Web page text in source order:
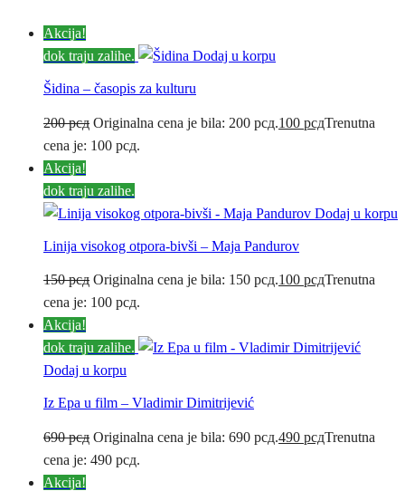
Akcija!
dok traju zalihe.
Dodaj u korpu
Šidina – časopis za kulturu
200рсд Originalna cena je bila: 200 рсд.100 рсдTrenutna
cena je: 100 рсд.
Akcija!
dok traju zalihe.
Dodaj u korpu
Linija visokog otpora-bivši – Maja Pandurov
150рсд Originalna cena je bila: 150 рсд.100 рсдTrenutna
cena je: 100 рсд.
Akcija!
dok traju zalihe.
Dodaj u korpu
Iz Epa u film – Vladimir Dimitrijević
690рсд Originalna cena je bila: 690 рсд.490 рсдTrenutna
cena je: 490 рсд.
Akcija!